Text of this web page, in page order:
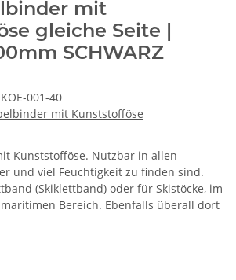
mit
gleiche Seite |
SCHWARZ
001-40
mit Kunststofföse
Kunststofföse. Nutzbar in allen
und viel Feuchtigkeit zu finden sind.
(Skiklettband) oder für Skistöcke, im
Bereich. Ebenfalls überall dort